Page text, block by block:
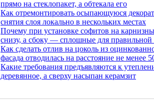
прямо на стеклопакет, а обтекала его
Как отремонтировать осыпающуюся
снятия слоя локально в нескольких местах
Почему при установке софитов на
снизу, а сбоку — сплошные для правильной
Как сделать отлив на цоколь из
фасада отводилась на расстояние не менее
Какие требования предъявляются к
деревянное, а сверху насыпан керамзит